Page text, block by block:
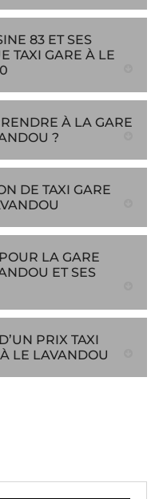
83 ET SES
TAXI GARE À LE
À LA GARE
?
DE TAXI GARE
LA GARE
ET SES
PRIX TAXI
LE LAVANDOU